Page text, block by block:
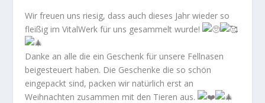
Wir freuen uns riesig, dass auch dieses Jahr wieder so
fleißig im VitalWerk für uns gesammelt wurde!
Danke an alle die ein Geschenk für unsere Fellnasen
beigesteuert haben. Die Geschenke die so schön
eingepackt sind, packen wir natürlich erst an
Weihnachten zusammen mit den Tieren aus.